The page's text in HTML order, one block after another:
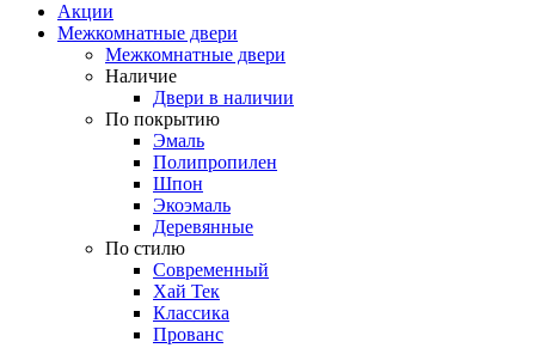
Акции
Межкомнатные двери
Межкомнатные двери
Наличие
Двери в наличии
По покрытию
Эмаль
Полипропилен
Шпон
Экоэмаль
Деревянные
По стилю
Современный
Хай Тек
Классика
Прованс